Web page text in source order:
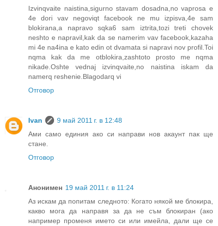
Izvinqvaite naistina,sigurno stavam dosadna,no vaprosa e
4e dori vav negoviqt facebook ne mu izpisva,4e sam
blokirana,a napravo sqka6 sam iztrita,tozi treti chovek
neshto e napravil,kak da se namerim vav facebook,kazaha
mi 4e na4ina e kato edin ot dvamata si napravi nov profil.Toi
nqma kak da me otblokira,zashtoto prosto me nqma
nikade.Oshte vednaj izvinqvaite,no naistina iskam da
namerq reshenie.Blagodarq vi
Отговор
Ivan
9 май 2011 г. в 12:48
Ами само единия ако си направи нов акаунт пак ще
стане.
Отговор
Анонимен 19 май 2011 г. в 11:24
Аз искам да попитам следното: Когато някой ме блокира,
какво мога да направя за да не съм блокиран (ако
например променя името си или имейла, дали ще се